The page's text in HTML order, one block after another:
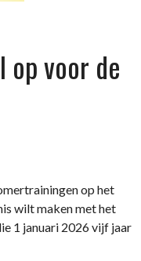
op voor de
op het
wilt maken met het
1 januari 2026 vijf jaar